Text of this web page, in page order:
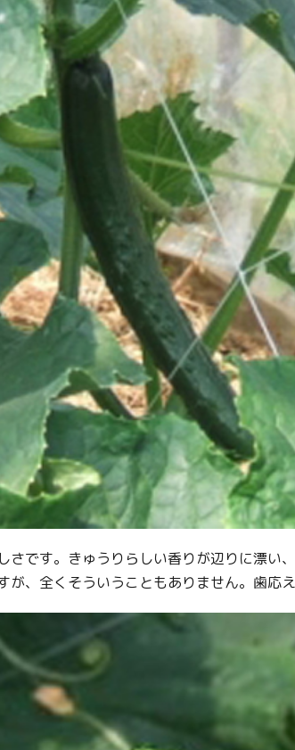
さです。きゅうりらしい香りが辺りに漂い
、全くそういうこともありません。歯応